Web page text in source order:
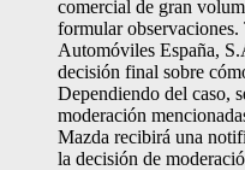
comercial de gran
formular observaciones.
Automóviles España,
decisión final sobre
Dependiendo del caso,
moderación
Mazda recibirá una
la decisión de